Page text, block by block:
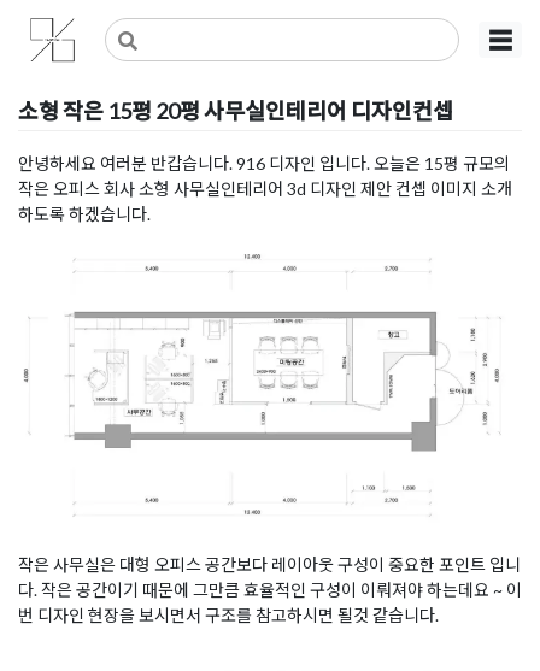
Skip
content
사무실인테리어 디자인 공사 비용견적 플랫폼
사무실인테리어 916
☰
소형 작은 15평 20평 사무실인테리어 디자인컨셉
Posted on2020년 1월 12일byDOPAMIN
안녕하세요 여러분 반갑습니다. 916 디자인 입니다. 오늘은 15평 규모의
작은 오피스 회사 소형 사무실인테리어 3d 디자인 제안 컨셉 이미지 소개
하도록 하겠습니다.
작은 사무실은 대형 오피스 공간보다 레이아웃 구성이 중요한 포인트 입니
다. 작은 공간이기 때문에 그만큼 효율적인 구성이 이뤄져야 하는데요 ~ 이
번 디자인 현장을 보시면서 구조를 참고하시면 될것 같습니다.